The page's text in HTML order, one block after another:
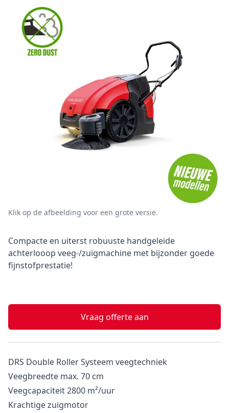
Klik op de afbeelding voor een grote versie.
Omschrijving
Compacte en uiterst robuuste handgeleide
achterlooop veeg-/zuigmachine met bijzonder goede
fijnstofprestatie!
Vraag offerte aan
DRS Double Roller Systeem veegtechniek
Veegbreedte max. 70 cm
Veegcapaciteit 2800 m²/uur
Krachtige zuigmotor